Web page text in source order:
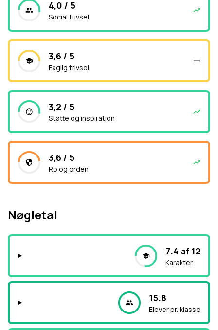
4,0 / 5
Social trivsel
3,6 / 5
Faglig trivsel
3,2 / 5
Støtte og inspiration
3,6 / 5
Ro og orden
Nøgletal
7.4 af 12
Karakter
15.8
Elever pr. klasse